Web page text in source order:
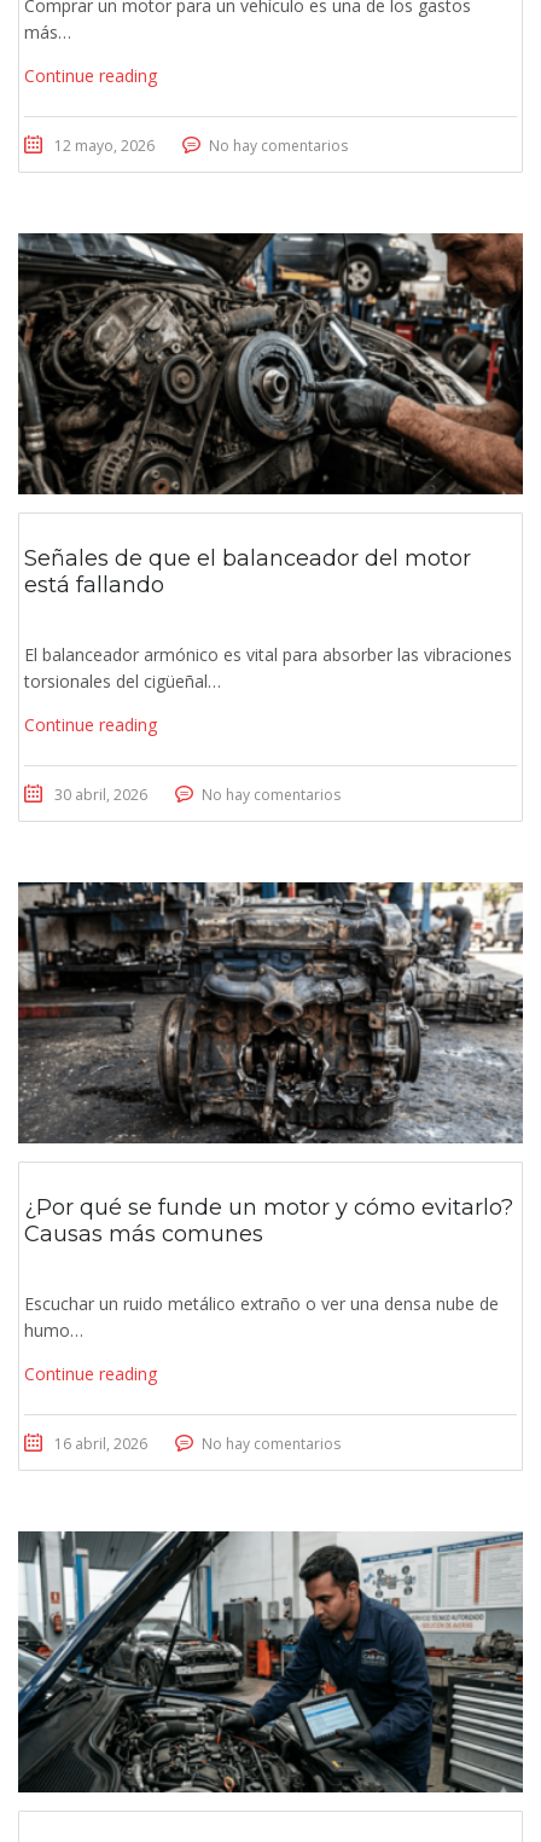
Comprar un motor para un vehículo es una de los gastos
más…
Continue reading
12 mayo, 2026 No hay comentarios
Señales de que el balanceador del motor
está fallando
El balanceador armónico es vital para absorber las vibraciones
torsionales del cigüeñal…
Continue reading
30 abril, 2026 No hay comentarios
¿Por qué se funde un motor y cómo evitarlo?
Causas más comunes
Escuchar un ruido metálico extraño o ver una densa nube de
humo…
Continue reading
16 abril, 2026 No hay comentarios